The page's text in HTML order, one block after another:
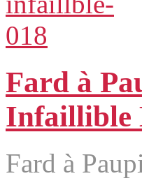
Fard à
Infaillible
Fard à